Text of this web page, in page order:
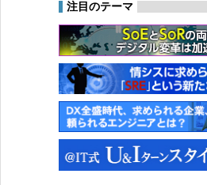
注目のテーマ